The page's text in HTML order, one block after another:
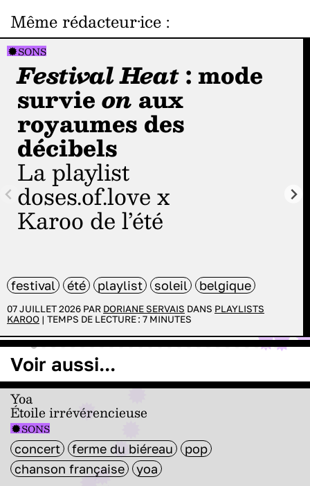
Même rédacteur·ice :
SONS
Festival Heat: mode
survieon aux
royaumes des
décibels
La playlist
doses.of.love x
Karoo de l’été
festival été playlist soleil belgique
07 JUILLET 2026 PAR DORIANE SERVAIS DANS PLAYLISTS
KAROO | TEMPS DE LECTURE : 7 MINUTES
Voir aussi...
Yoa
Étoile irrévérencieuse
SONS
concert ferme du biéreau
pop
chanson française
yoa